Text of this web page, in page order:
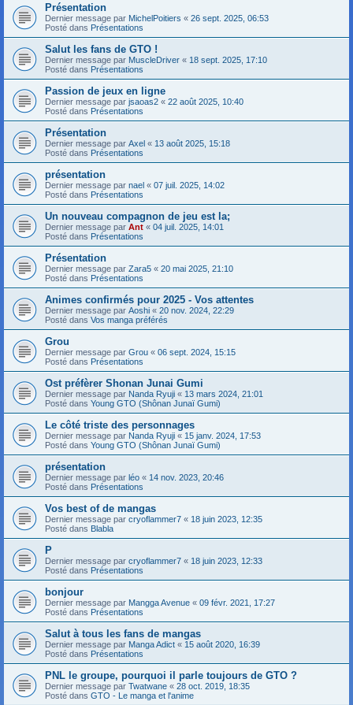
Présentation
Dernier message par MichelPoitiers « 26 sept. 2025, 06:53
Posté dans Présentations
Salut les fans de GTO !
Dernier message par MuscleDriver « 18 sept. 2025, 17:10
Posté dans Présentations
Passion de jeux en ligne
Dernier message par jsaoas2 « 22 août 2025, 10:40
Posté dans Présentations
Présentation
Dernier message par Axel « 13 août 2025, 15:18
Posté dans Présentations
présentation
Dernier message par nael « 07 juil. 2025, 14:02
Posté dans Présentations
Un nouveau compagnon de jeu est la;
Dernier message par Ant « 04 juil. 2025, 14:01
Posté dans Présentations
Présentation
Dernier message par Zara5 « 20 mai 2025, 21:10
Posté dans Présentations
Animes confirmés pour 2025 - Vos attentes
Dernier message par Aoshi « 20 nov. 2024, 22:29
Posté dans Vos manga préférés
Grou
Dernier message par Grou « 06 sept. 2024, 15:15
Posté dans Présentations
Ost préfèrer Shonan Junai Gumi
Dernier message par Nanda Ryuji « 13 mars 2024, 21:01
Posté dans Young GTO (Shônan Junaï Gumi)
Le côté triste des personnages
Dernier message par Nanda Ryuji « 15 janv. 2024, 17:53
Posté dans Young GTO (Shônan Junaï Gumi)
présentation
Dernier message par léo « 14 nov. 2023, 20:46
Posté dans Présentations
Vos best of de mangas
Dernier message par cryoflammer7 « 18 juin 2023, 12:35
Posté dans Blabla
P
Dernier message par cryoflammer7 « 18 juin 2023, 12:33
Posté dans Présentations
bonjour
Dernier message par Mangga Avenue « 09 févr. 2021, 17:27
Posté dans Présentations
Salut à tous les fans de mangas
Dernier message par Manga Adict « 15 août 2020, 16:39
Posté dans Présentations
PNL le groupe, pourquoi il parle toujours de GTO ?
Dernier message par Twatwane « 28 oct. 2019, 18:35
Posté dans GTO - Le manga et l'anime